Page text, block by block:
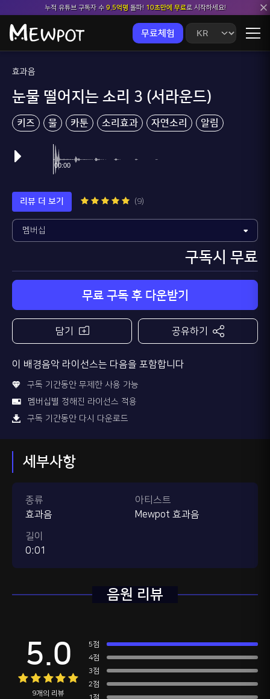
누적 유튜브 구독자 수9.5억명돌파! 10초만에 무료로 시작하세요!
무료체험
효과음
눈물 떨어지는 소리 3 (서라운드)
키즈 물 카툰 소리효과 자연소리 알림
리뷰 더 보기 (9)
구독시 무료
무료 구독 후 다운받기
담기 공유하기
이 배경음악 라이선스는 다음을 포함합니다
구독 기간동안 무제한 사용 가능
멤버십별 정해진 라이선스 적용
구독 기간동안 다시 다운로드
세부사항
종류
효과음
길이
0:01
아티스트
Mewpot 효과음
음원 리뷰
5.0
9개의 리뷰
5점
4점
3점
2점